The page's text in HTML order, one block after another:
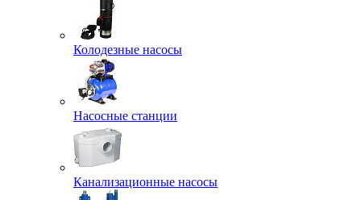
Колодезные насосы
Насосные станции
Канализационные насосы